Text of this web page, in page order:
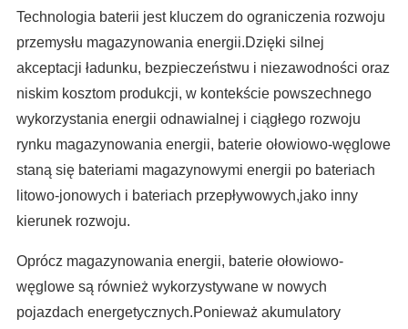
Technologia baterii jest kluczem do ograniczenia rozwoju
przemysłu magazynowania energii.Dzięki silnej
akceptacji ładunku, bezpieczeństwu i niezawodności oraz
niskim kosztom produkcji, w kontekście powszechnego
wykorzystania energii odnawialnej i ciągłego rozwoju
rynku magazynowania energii, baterie ołowiowo-węglowe
staną się bateriami magazynowymi energii po bateriach
litowo-jonowych i bateriach przepływowych,jako inny
kierunek rozwoju.
Oprócz magazynowania energii, baterie ołowiowo-
węglowe są również wykorzystywane w nowych
pojazdach energetycznych.Ponieważ akumulatory